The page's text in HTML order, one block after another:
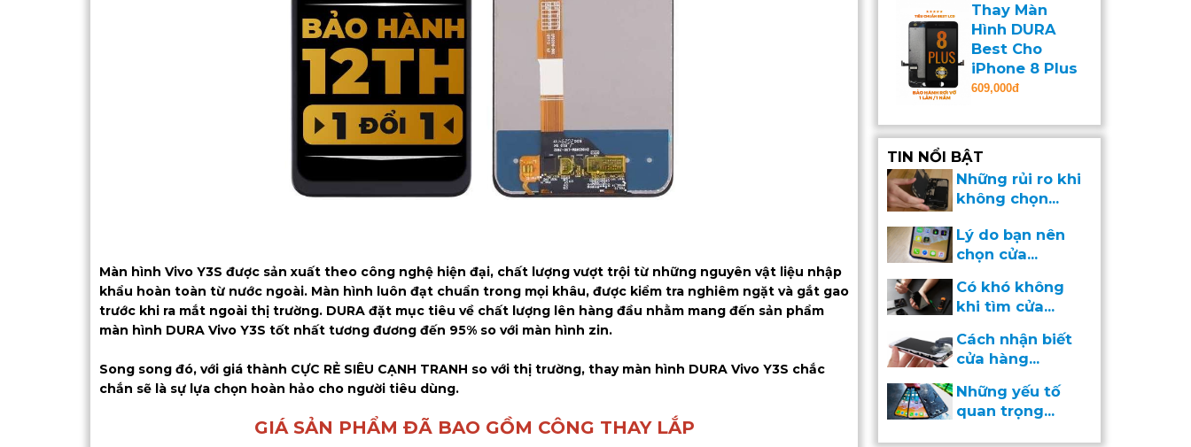
Màn hình Vivo Y3S được sản xuất theo công nghệ hiện đại, chất lượng vượt trội từ những nguyên vật liệu nhập
khẩu hoàn toàn từ nước ngoài. Màn hình luôn đạt chuẩn trong mọi khâu, được kiểm tra nghiêm ngặt và gắt gao
trước khi ra mắt ngoài thị trường. DURA đặt mục tiêu về chất lượng lên hàng đầu nhằm mang đến sản phẩm
màn hình DURA Vivo Y3S tốt nhất tương đương đến 95% so với màn hình zin.
Song song đó, với giá thành CỰC RẺ SIÊU CẠNH TRANH so với thị trường, thay màn hình DURA Vivo Y3S chắc
chắn sẽ là sự lựa chọn hoàn hảo cho người tiêu dùng.
GIÁ SẢN PHẨM ĐÃ BAO GỒM CÔNG THAY LẮP
Thay Màn
Hình DURA
Best Cho
iPhone 8 Plus
609,000đ
TIN NỔI BẬT
Những rủi ro khi
không chọn...
Lý do bạn nên
chọn cửa...
Có khó không
khi tìm cửa...
Cách nhận biết
cửa hàng...
Những yếu tố
quan trọng...